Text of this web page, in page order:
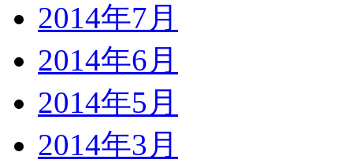
2014年7月
2014年6月
2014年5月
2014年3月